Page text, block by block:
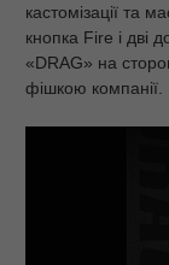
кастомізації та
кнопка Fire і дві
«DRAG» на
фішкою компанії.